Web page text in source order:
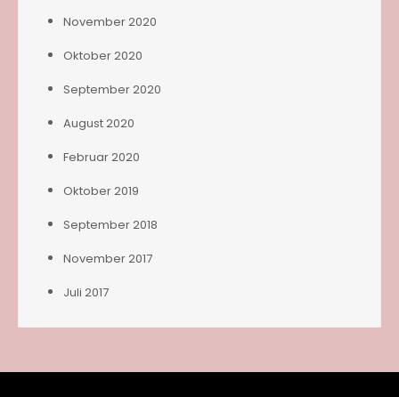
November 2020
Oktober 2020
September 2020
August 2020
Februar 2020
Oktober 2019
September 2018
November 2017
Juli 2017